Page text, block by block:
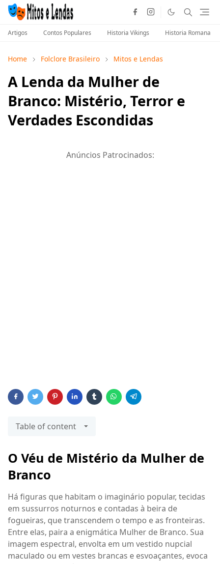
Artigos Contos Populares Historia Vikings Historia Romana
Home Folclore Brasileiro Mitos e Lendas
A Lenda da Mulher de
Branco: Mistério, Terror e
Verdades Escondidas
Anúncios Patrocinados:
Table of content
O Véu de Mistério da Mulher de
Branco
Há figuras que habitam o imaginário popular, tecidas
em sussurros noturnos e contadas à beira de
fogueiras, que transcendem o tempo e as fronteiras.
Entre elas, paira a enigmática Mulher de Branco. Sua
imagem espectral, envolta em um vestido nupcial
maculado ou em vestes brancas e esvoaçantes, evoca